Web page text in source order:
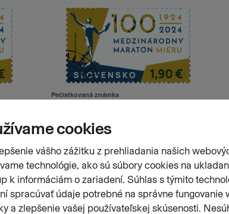
Pečiatkovaná známka
mieru v Košiciach
829 04.10.2024